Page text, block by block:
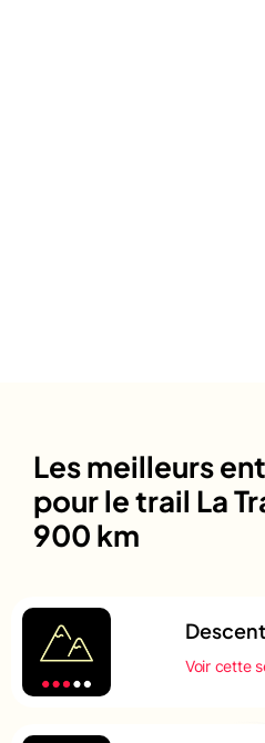
Les meilleurs
pour le trail La
900 km
Voir cette